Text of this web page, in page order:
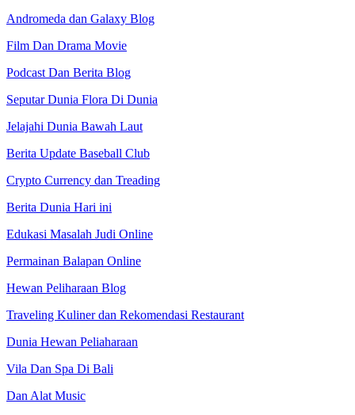
Andromeda dan Galaxy Blog
Film Dan Drama Movie
Podcast Dan Berita Blog
Seputar Dunia Flora Di Dunia
Jelajahi Dunia Bawah Laut
Berita Update Baseball Club
Crypto Currency dan Treading
Berita Dunia Hari ini
Edukasi Masalah Judi Online
Permainan Balapan Online
Hewan Peliharaan Blog
Traveling Kuliner dan Rekomendasi Restaurant
Dunia Hewan Peliaharaan
Vila Dan Spa Di Bali
Dan Alat Music